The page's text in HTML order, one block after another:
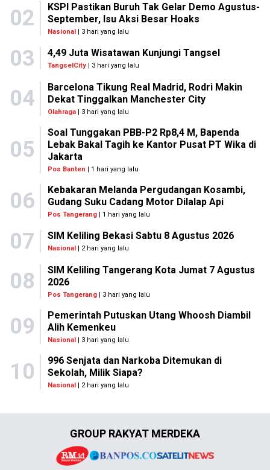
02
KSPI Pastikan Buruh Tak Gelar Demo Agustus-
September, Isu Aksi Besar Hoaks
Nasional| 3 hari yang lalu
03 4,49 Juta Wisatawan Kunjungi Tangsel
TangselCity | 3 hari yang lalu
04
Barcelona Tikung Real Madrid, Rodri Makin
Dekat Tinggalkan Manchester City
Olahraga| 3 hari yang lalu
05
Soal Tunggakan PBB-P2 Rp8,4 M, Bapenda
Lebak Bakal Tagih ke Kantor Pusat PT Wika di
Jakarta
Pos Banten | 1 hari yang lalu
06
Kebakaran Melanda Pergudangan Kosambi,
Gudang Suku Cadang Motor Dilalap Api
Pos Tangerang| 1 hari yang lalu
07 SIM Keliling Bekasi Sabtu 8 Agustus 2026
Nasional | 2 hari yang lalu
08
SIM Keliling Tangerang Kota Jumat 7 Agustus
2026
Pos Tangerang| 3 hari yang lalu
09
Pemerintah Putuskan Utang Whoosh Diambil
Alih Kemenkeu
Nasional| 3 hari yang lalu
10
996 Senjata dan Narkoba Ditemukan di
Sekolah, Milik Siapa?
Nasional| 2 hari yang lalu
GROUP RAKYAT MERDEKA